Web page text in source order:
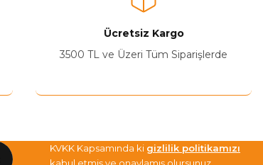
Ücretsiz Kargo
3500 TL ve Üzeri Tüm Siparişlerde
KVKK Kapsamında ki gizlilik politikamızı